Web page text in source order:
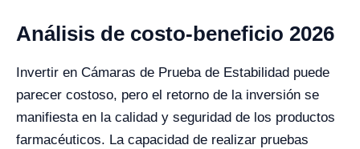
Análisis de costo-beneficio 2026
Invertir en Cámaras de Prueba de Estabilidad puede
parecer costoso, pero el retorno de la inversión se
manifiesta en la calidad y seguridad de los productos
farmacéuticos. La capacidad de realizar pruebas